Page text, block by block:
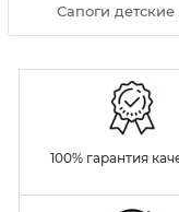
Сапоги
100% гарантия